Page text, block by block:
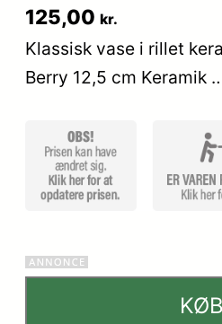
Bedømt
3.6ud
af 5
9
kundebe
dømmel
ser
125,00 kr.
Klassisk vase i rillet
Berry 12,5 cm Keramik
KØB